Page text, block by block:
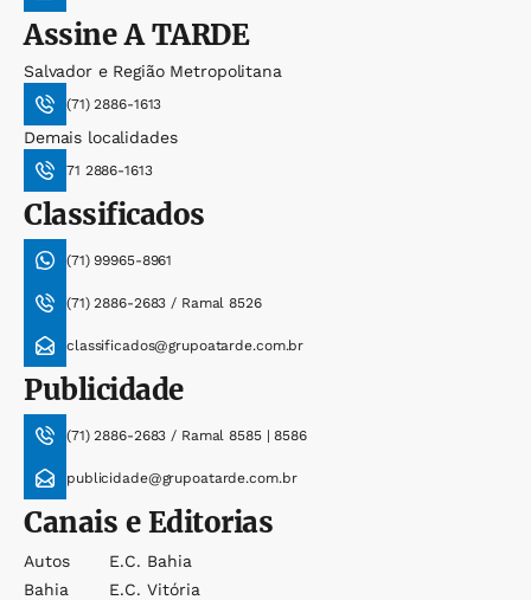
AssineA TARDE
Salvador e Região Metropolitana
(71) 2886-1613
Demais localidades
71 2886-1613
Classificados
(71) 99965-8961
(71) 2886-2683 / Ramal 8526
classificados@grupoatarde.com.br
Publicidade
(71) 2886-2683 / Ramal 8585 | 8586
publicidade@grupoatarde.com.br
Canais e Editorias
Autos
Bahia
E.c. Bahia
E.c. Vitória